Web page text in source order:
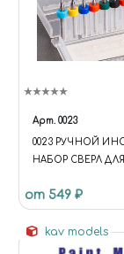
Арт. 0023
0023 РУЧНОЙ
НАБОР СВЕРЛ ДЛЯ
от 549 ₽
kav models